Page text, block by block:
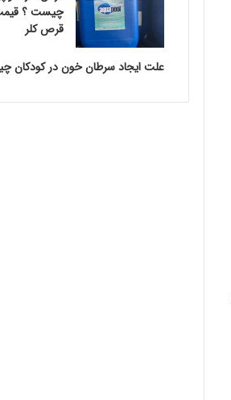
چیست ؟
قرص کلر
علت ایجاد سرطان خون در کودکان